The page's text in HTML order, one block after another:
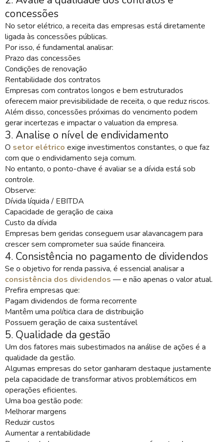
concessões
No setor elétrico, a receita das empresas está diretamente
ligada às concessões públicas.
Por isso, é fundamental analisar:
Prazo das concessões
Condições de renovação
Rentabilidade dos contratos
Empresas com contratos longos e bem estruturados
oferecem maior previsibilidade de receita, o que reduz riscos.
Além disso, concessões próximas do vencimento podem
gerar incertezas e impactar o valuation da empresa.
3. Analise o nível de endividamento
O setor elétrico exige investimentos constantes, o que faz
com que o endividamento seja comum.
No entanto, o ponto-chave é avaliar se a dívida está sob
controle.
Observe:
Dívida líquida / EBITDA
Capacidade de geração de caixa
Custo da dívida
Empresas bem geridas conseguem usar alavancagem para
crescer sem comprometer sua saúde financeira.
4. Consistência no pagamento de dividendos
Se o objetivo for renda passiva, é essencial analisar a
consistência dos dividendos — e não apenas o valor atual.
Prefira empresas que:
Pagam dividendos de forma recorrente
Mantêm uma política clara de distribuição
Possuem geração de caixa sustentável
5. Qualidade da gestão
Um dos fatores mais subestimados na análise de ações é a
qualidade da gestão.
Algumas empresas do setor ganharam destaque justamente
pela capacidade de transformar ativos problemáticos em
operações eficientes.
Uma boa gestão pode:
Melhorar margens
Reduzir custos
Aumentar a rentabilidade